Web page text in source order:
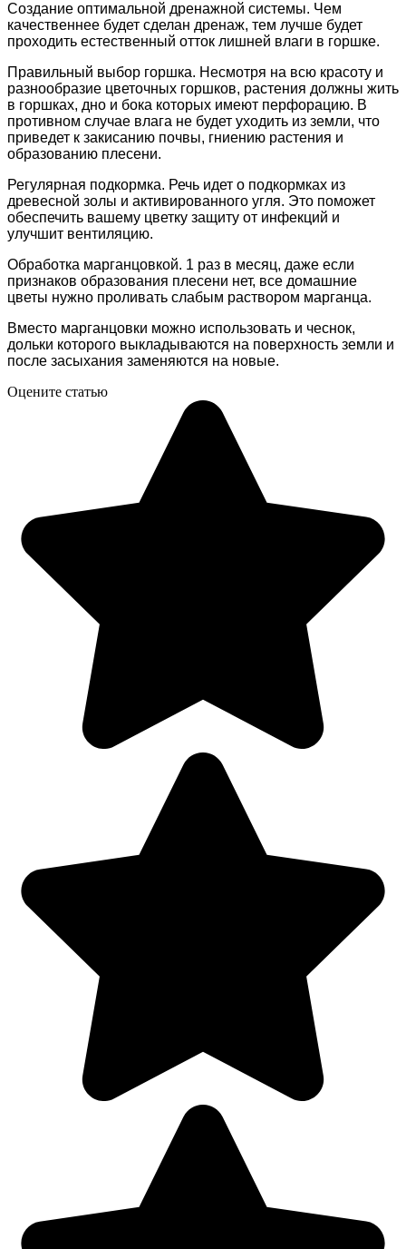
Создание оптимальной дренажной системы. Чем
качественнее будет сделан дренаж, тем лучше будет
проходить естественный отток лишней влаги в горшке.
Правильный выбор горшка. Несмотря на всю красоту и
разнообразие цветочных горшков, растения должны жить
в горшках, дно и бока которых имеют перфорацию. В
противном случае влага не будет уходить из земли, что
приведет к закисанию почвы, гниению растения и
образованию плесени.
Регулярная подкормка. Речь идет о подкормках из
древесной золы и активированного угля. Это поможет
обеспечить вашему цветку защиту от инфекций и
улучшит вентиляцию.
Обработка марганцовкой. 1 раз в месяц, даже если
признаков образования плесени нет, все домашние
цветы нужно проливать слабым раствором марганца.
Вместо марганцовки можно использовать и чеснок,
дольки которого выкладываются на поверхность земли и
после засыхания заменяются на новые.
Оцените статью